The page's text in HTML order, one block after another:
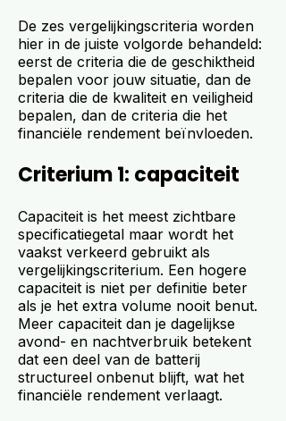
De zes vergelijkingscriteria worden
hier in de juiste volgorde behandeld:
eerst de criteria die de geschiktheid
bepalen voor jouw situatie, dan de
criteria die de kwaliteit en veiligheid
bepalen, dan de criteria die het
financiële rendement beïnvloeden.
Criterium 1: capaciteit
Capaciteit is het meest zichtbare
specificatiegetal maar wordt het
vaakst verkeerd gebruikt als
vergelijkingscriterium. Een hogere
capaciteit is niet per definitie beter
als je het extra volume nooit benut.
Meer capaciteit dan je dagelijkse
avond- en nachtverbruik betekent
dat een deel van de batterij
structureel onbenut blijft, wat het
financiële rendement verlaagt.